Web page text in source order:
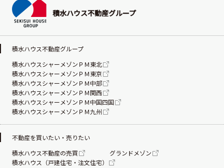
積水ハウス不動産グループ
積水ハウス不動産グループ
積水ハウスシャーメゾンＰＭ東北
積水ハウスシャーメゾンＰＭ東京
積水ハウスシャーメゾンＰＭ中部
積水ハウスシャーメゾンＰＭ関西
積水ハウスシャーメゾンＰＭ中国四国
積水ハウスシャーメゾンＰＭ九州
不動産を買いたい・売りたい
積水ハウス不動産の売買
グランドメゾン
積水ハウス（戸建住宅・注文住宅）